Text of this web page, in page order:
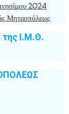
2024
Μητροπόλεως
της Ι.Μ.Θ.